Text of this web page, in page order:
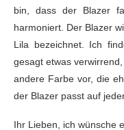
bin, dass der Blazer
harmoniert. Der Blazer
Lila bezeichnet. Ich
gesagt etwas
andere Farbe vor, die
der Blazer passt auf
Ihr Lieben, ich wünsche